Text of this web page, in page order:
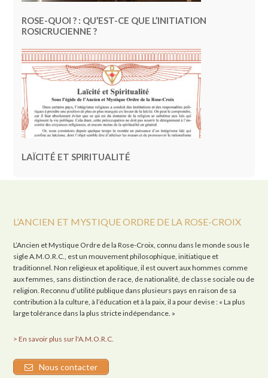
ROSE-QUOI ? : QU’EST-CE QUE L’INITIATION
ROSICRUCIENNE ?
LAÏCITÉ ET SPIRITUALITÉ
L’ANCIEN ET MYSTIQUE ORDRE DE LA ROSE-CROIX
L’Ancien et Mystique Ordre de la Rose-Croix, connu dans le monde sous le
sigle A.M.O.R.C., est un mouvement philosophique, initiatique et
traditionnel. Non religieux et apolitique, il est ouvert aux hommes comme
aux femmes, sans distinction de race, de nationalité, de classe sociale ou de
religion. Reconnu d’utilité publique dans plusieurs pays en raison de sa
contribution à la culture, à l’éducation et à la paix, il a pour devise : « La plus
large tolérance dans la plus stricte indépendance. »
> En savoir plus sur l'A.M.O.R.C.
Nous contacter